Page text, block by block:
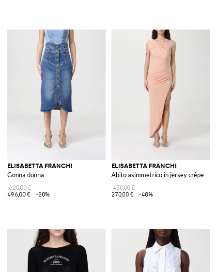
ELISABETTA FRANCHI
Gonna donna
620,00 €
496,00 €
-20%
ELISABETTA FRANCHI
Abito asimmetrico in jersey crêpe
450,00 €
270,00 €
-40%